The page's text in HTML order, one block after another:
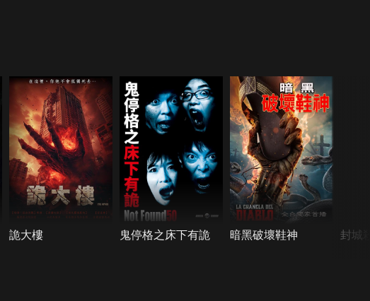
詭大樓 鬼停格之床下有詭 暗黑破壞鞋神 封城